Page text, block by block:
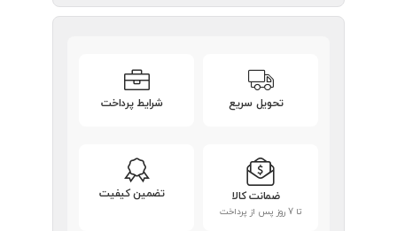
تحویل سریع شرایط پرداخت
ضمانت کالا
تا 7 روز پس از پرداخت
تضمین کیفیت